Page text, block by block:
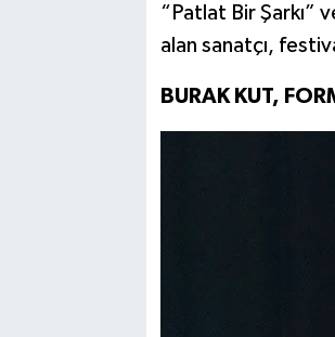
“Patlat Bir Şarkı”
alan sanatçı,
BURAK KUT,